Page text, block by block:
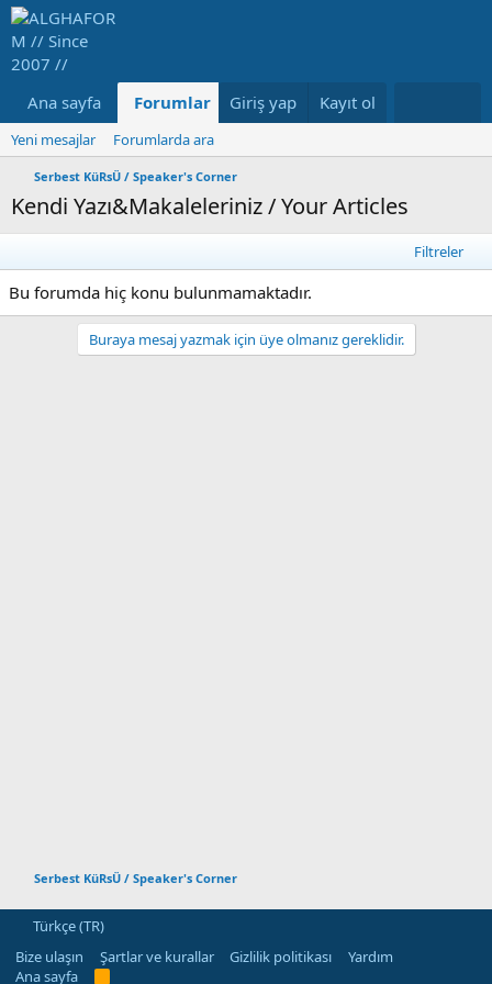
Ana sayfa Forumlar Neler yeni Medya
Giriş yap Kayıt ol
Yeni mesajlar Forumlarda ara
Serbest KüRsÜ / Speaker's Corner
Kendi Yazı&Makaleleriniz / Your Articles
Filtreler
Bu forumda hiç konu bulunmamaktadır.
Buraya mesaj yazmak için üye olmanız gereklidir.
Serbest KüRsÜ / Speaker's Corner
Türkçe (TR)
Bize ulaşın
Şartlar ve kurallar Gizlilik politikası
Yardım
Ana sayfa
R